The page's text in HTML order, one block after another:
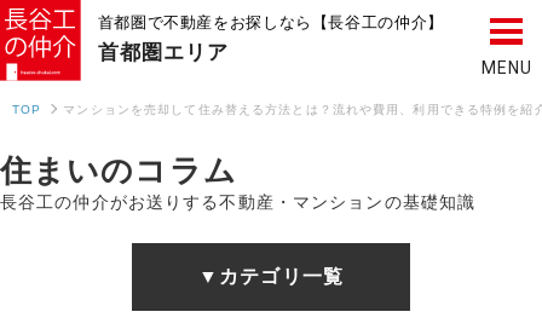
首都圏で不動産をお探しなら【長谷工の仲介】
首都圏 エリア
TOP マンションを売却して住み替える方法とは？流れや費用、利用できる特例を紹
住まいのコラム
長谷工の仲介がお送りする不動産・マンションの基礎知識
▼カテゴリ一覧